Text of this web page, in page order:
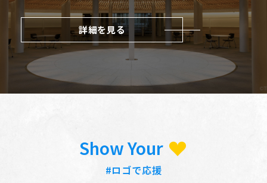
詳細を見る
Show Your
#ロゴで応援